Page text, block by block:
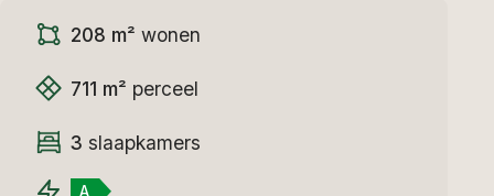
208 m² wonen
711 m² perceel
3 slaapkamers
A